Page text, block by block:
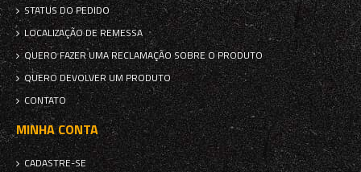
STATUS DO PEDIDO
LOCALIZAÇÃO DE REMESSA
QUERO FAZER UMA RECLAMAÇÃO SOBRE O PRODUTO
QUERO DEVOLVER UM PRODUTO
CONTATO
MINHA CONTA
CADASTRE-SE